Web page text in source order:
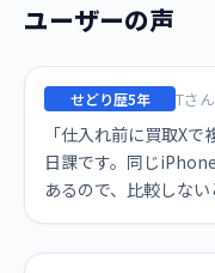
ユーザーの声
せどり歴5年 Tさ
「仕入れ前に買取X
日課です。同じ
あるので、比較しない